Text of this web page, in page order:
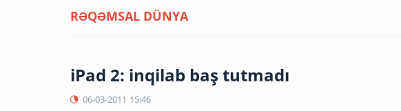
RƏQƏMSAL DÜNYA
iPad 2: inqilab baş tutmadı
06-03-2011 15:46